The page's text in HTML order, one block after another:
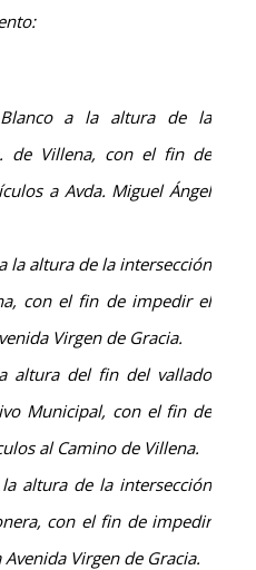
a la altura de la
de Villena, con el fin de
a Avda. Miguel Ángel
la altura de la intersección
con el fin de impedir el
Virgen de Gracia.
altura del fin del vallado
Municipal, con el fin de
al Camino de Villena.
altura de la intersección
con el fin de impedir
Virgen de Gracia.